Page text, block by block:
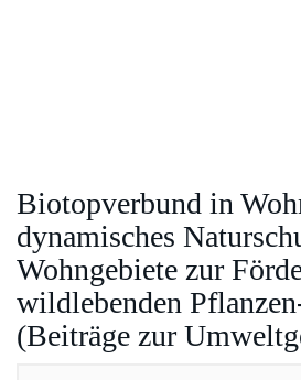
Biotopverbund in
dynamisches
Wohngebiete zur
wildlebenden
(Beiträge zur